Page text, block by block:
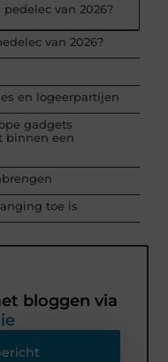
van 2026?
van 2026?
en logeerpartijen
gadgets
binnen een
toe is
bloggen via